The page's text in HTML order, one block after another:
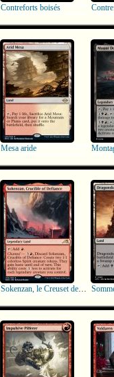
Contreforts boisés
Mesa aride
Sokenzan, le Creuset de la défiance